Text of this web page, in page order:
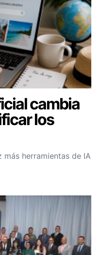
cambia
los
herramientas de IA